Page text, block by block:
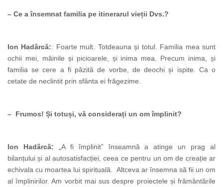
– Ce a însemnat familia pe itinerarul vieții Dvs.?
Ion Hadârcă:: Foarte mult. Totdeauna și totul. Familia mea sunt
ochii mei, mâinile și picioarele, și inima mea. Precum inima, și
familia se cere a fi păzită de vorbe, de deochi și ispite. Ca o
cetate de neclintit prin sfânta ei frăgezime.
– Frumos! Și totuși, vă considerați un om împlinit?
Ion Hadârcă: „A fi împlinit” înseamnă a atinge un prag al
bilanțului și al autosatisfacției, ceea ce pentru un om de creație ar
echivala cu moartea lui spirituală. Altceva ar însemna să fii un om
al împlinirilor. Am vorbit mai sus despre proiectele și frământările